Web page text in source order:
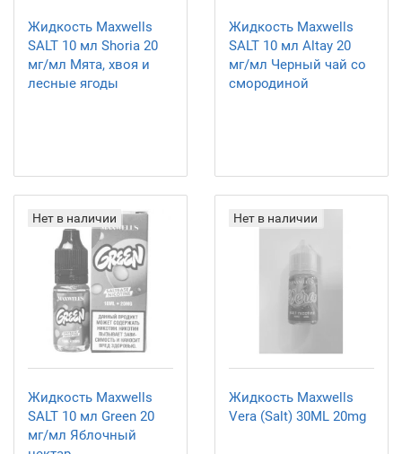
Жидкость Maxwells
SALT 10 мл Shoria 20
мг/мл Мята, хвоя и
лесные ягоды
Жидкость Maxwells
SALT 10 мл Altay 20
мг/мл Черный чай со
смородиной
Нет в наличии
Жидкость Maxwells
SALT 10 мл Green 20
мг/мл Яблочный
Нет в наличии
Жидкость Maxwells
Vera (Salt) 30ML 20mg